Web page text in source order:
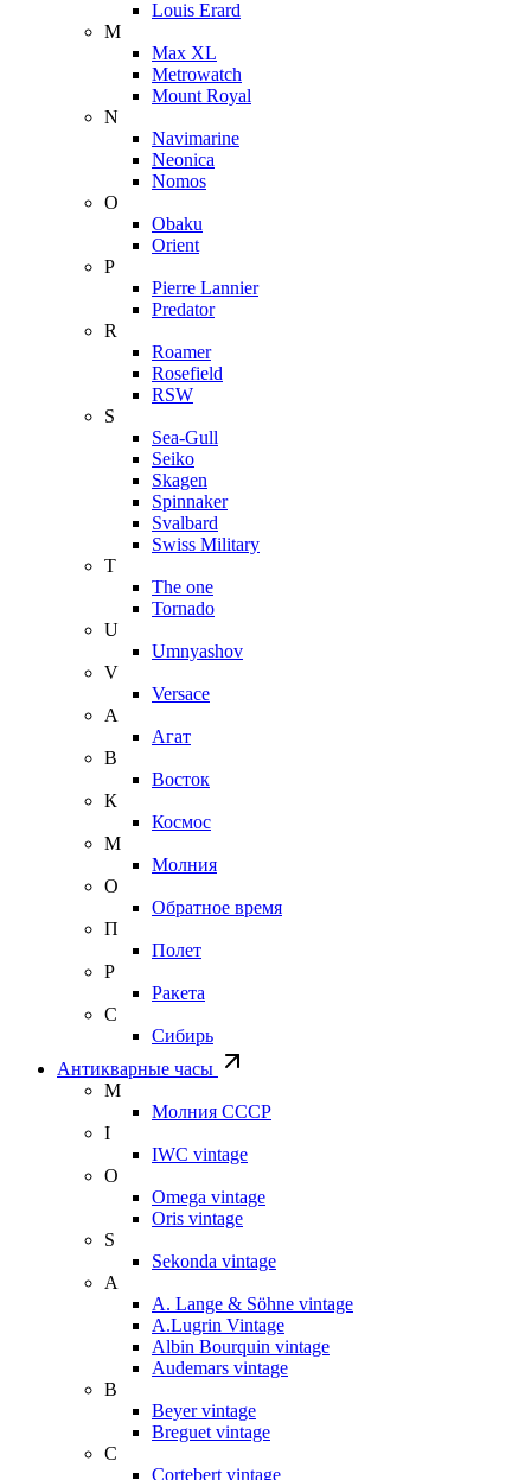
Louis Erard
M
Max XL
Metrowatch
Mount Royal
N
Navimarine
Neonica
Nomos
O
Obaku
Orient
P
Pierre Lannier
Predator
R
Roamer
Rosefield
RSW
S
Sea-Gull
Seiko
Skagen
Spinnaker
Svalbard
Swiss Military
T
The one
Tornado
U
Umnyashov
V
Versace
А
Агат
В
Восток
К
Космос
М
Молния
О
Обратное время
П
Полет
Р
Ракета
С
Сибирь
Антикварные часы
М
Молния СССР
I
IWC vintage
O
Omega vintage
Oris vintage
S
Sekonda vintage
A
A. Lange & Söhne vintage
A.Lugrin Vintage
Albin Bourquin vintage
Audemars vintage
B
Beyer vintage
Breguet vintage
C
Cortebert vintage